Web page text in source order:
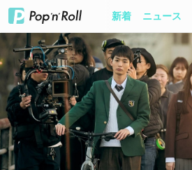
新着 ニュース